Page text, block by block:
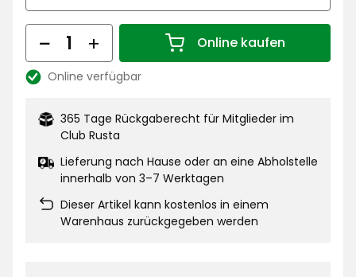
Menge Online kaufen
Menge 1
Lagerbestand:
Online verfügbar
365 Tage Rückgaberecht für Mitglieder im
Club Rusta
Lieferung nach Hause oder an eine Abholstelle
innerhalb von 3–7 Werktagen
Dieser Artikel kann kostenlos in einem
Warenhaus zurückgegeben werden